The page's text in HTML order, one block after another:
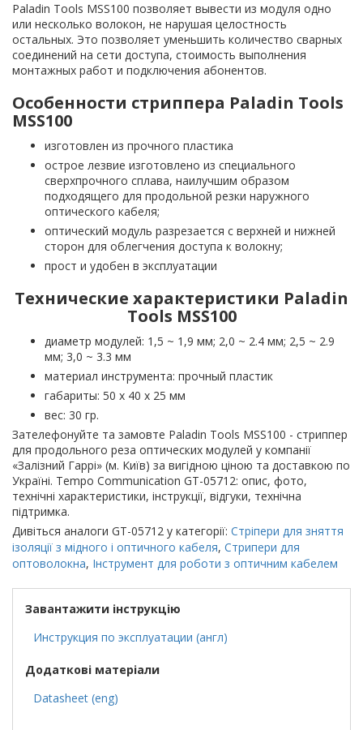
Paladin Tools MSS100 позволяет вывести из модуля одно
или несколько волокон, не нарушая целостность
остальных. Это позволяет уменьшить количество сварных
соединений на сети доступа, стоимость выполнения
монтажных работ и подключения абонентов.
Особенности стриппера Paladin Tools
MSS100
изготовлен из прочного пластика
острое лезвие изготовлено из специального
сверхпрочного сплава, наилучшим образом
подходящего для продольной резки наружного
оптического кабеля;
оптический модуль разрезается с верхней и нижней
сторон для облегчения доступа к волокну;
прост и удобен в эксплуатации
Технические характеристики Paladin
Tools MSS100
диаметр модулей: 1,5 ~ 1,9 мм; 2,0 ~ 2.4 мм; 2,5 ~ 2.9
мм; 3,0 ~ 3.3 мм
материал инструмента: прочный пластик
габариты: 50 х 40 х 25 мм
вес: 30 гр.
Зателефонуйте та замовте Paladin Tools MSS100 - стриппер
для продольного реза оптических модулей у компанії
«Залізний Гаррі» (м. Київ) за вигідною ціною та доставкою по
Україні. Tempo Communication GT-05712: опис, фото,
технічні характеристики, інструкції, відгуки, технічна
підтримка.
Дивіться аналоги GT-05712 у категорії: Стріпери для зняття
ізоляції з мідного і оптичного кабеля, Стрипери для
оптоволокна, Інструмент для роботи з оптичним кабелем
Завантажити інструкцію
Инструкция по эксплуатации (англ)
Додаткові матеріали
Datasheet (eng)